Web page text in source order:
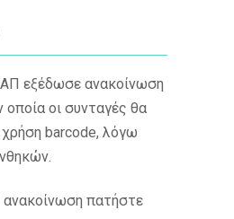
εξέδωσε ανακοίνωση
οι συνταγές θα
χρήση barcode, λόγω
ανακοίνωση πατήστε